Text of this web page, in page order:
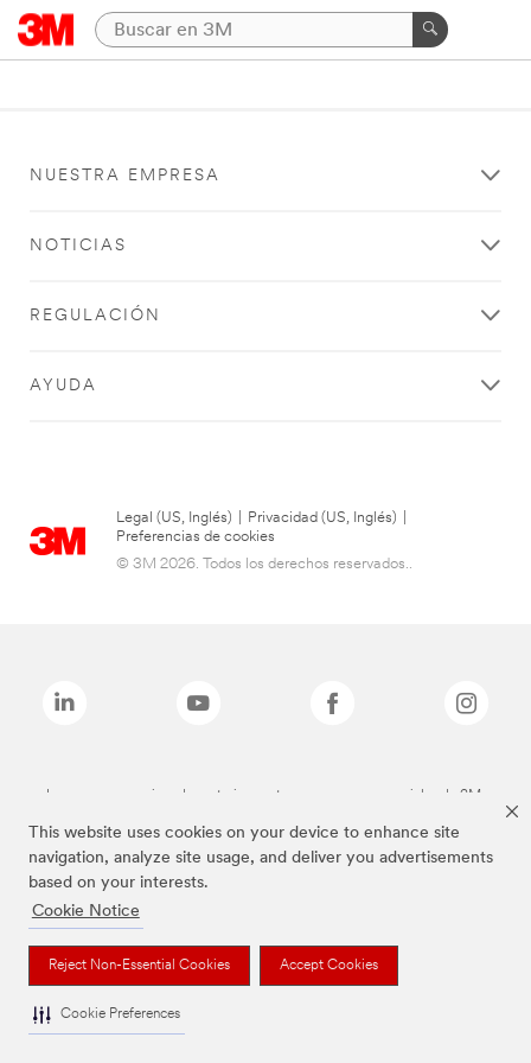
This website uses cookies on your device to enhance site
navigation, analyze site usage, and deliver you advertisements
based on your interests.
Cookie Notice
Reject Non-Essential Cookies Accept Cookies
Cookie Preferences
NUESTRA EMPRESA
NOTICIAS
REGULACIÓN
AYUDA
Legal (US, Inglés) Privacidad (US, Inglés)
Preferencias de cookies
© 3M 2026. Todos los derechos reservados..
Las marcas mencionadas anteriormente son marcas comerciales de 3M.